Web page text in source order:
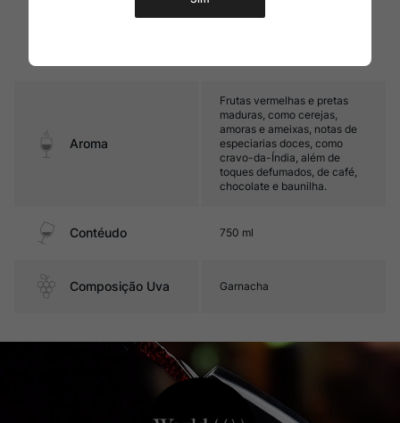
final é marcado por frutas
Aroma
Frutas vermelhas e pretas
maduras, como cerejas,
amoras e ameixas, notas de
especiarias doces, como
cravo-da-Índia, além de
toques defumados, de café,
chocolate e baunilha.
Contéudo 750 ml
Composição Uva Garnacha